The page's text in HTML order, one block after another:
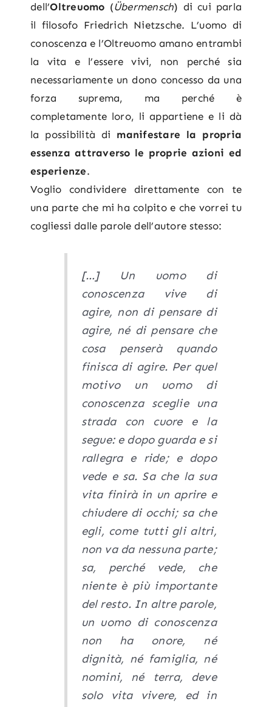
dell’Oltreuomo (Übermensch) di cui parla
il filosofo Friedrich Nietzsche. L’uomo di
conoscenza e l’Oltreuomo amano entrambi
la vita e l’essere vivi, non perché sia
necessariamente un dono concesso da una
forza suprema, ma perché è
completamente loro, li appartiene e li dà
la possibilità di manifestare la propria
essenza attraverso le proprie azioni ed
esperienze.
Voglio condividere direttamente con te
una parte che mi ha colpito e che vorrei tu
cogliessi dalle parole dell’autore stesso:
[…] Un uomo di
conoscenza vive di
agire, non di pensare di
agire, né di pensare che
cosa penserà quando
finisca di agire. Per quel
motivo un uomo di
conoscenza sceglie una
strada con cuore e la
segue: e dopo guarda e si
rallegra e ride; e dopo
vede e sa. Sa che la sua
vita finirà in un aprire e
chiudere di occhi; sa che
egli, come tutti gli altri,
non va da nessuna parte;
sa, perché vede, che
niente è più importante
del resto. In altre parole,
un uomo di conoscenza
non ha onore, né
dignità, né famiglia, né
nomini, né terra, deve
solo vita vivere, ed in